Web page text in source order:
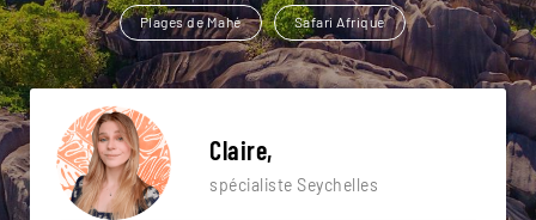
Plages de Mahé Safari Afrique
Claire,
spécialiste Seychelles